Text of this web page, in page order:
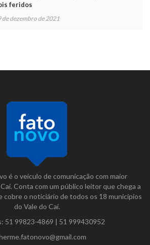
feridos
de dezembro de 2021
é o veículo de comunicação com maior
Conta com um público leitor que chega a
cobre o noticiário de todos os 18 municípios
do Vale do Caí.
51 99823-4869 | 51 999430952